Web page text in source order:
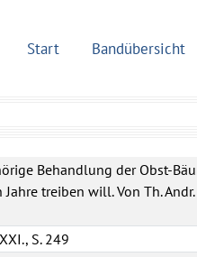
Start Bandübersicht
Behandlung der Obst-
treiben will. Von Th.
S. 249